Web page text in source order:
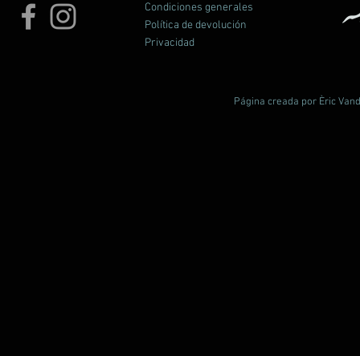
Condiciones generales
Política de devolución
Privacidad
Página creada por Èric